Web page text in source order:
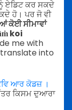
ਏਡਿਟ ਕਰ ਸਕਦੇ
ਹੋ। ਪਰ ਜੋ ਵੀ
ਕੋਈ ਸੀਮਾਵਾਂ
koi
me with
into
ਆਰ ਕੋਡਜ਼ ।
ਕਿਸਮ ਦੁਆਰਾ